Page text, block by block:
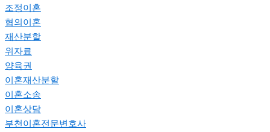
조정이혼
협의이혼
재산분할
위자료
양육권
이혼재산분할
이혼소송
이혼상담
부천이혼전문변호사